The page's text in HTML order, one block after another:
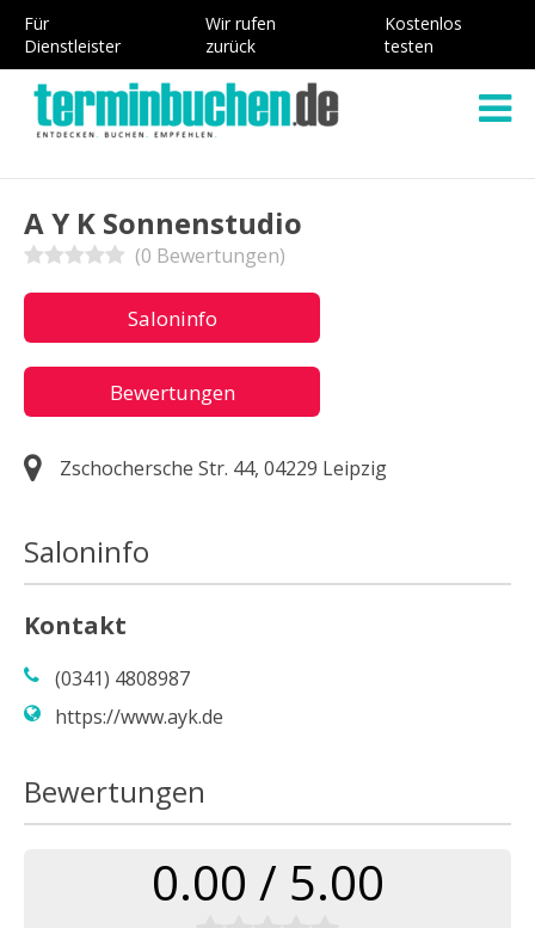
Für
Dienstleister
Wir rufen
zurück
Kostenlos
testen
A Y K Sonnenstudio
(0 Bewertungen)
Saloninfo
Bewertungen
Zschochersche Str. 44, 04229 Leipzig
Saloninfo
Kontakt
(0341) 4808987
https://www.ayk.de
Bewertungen
0.00 / 5.00